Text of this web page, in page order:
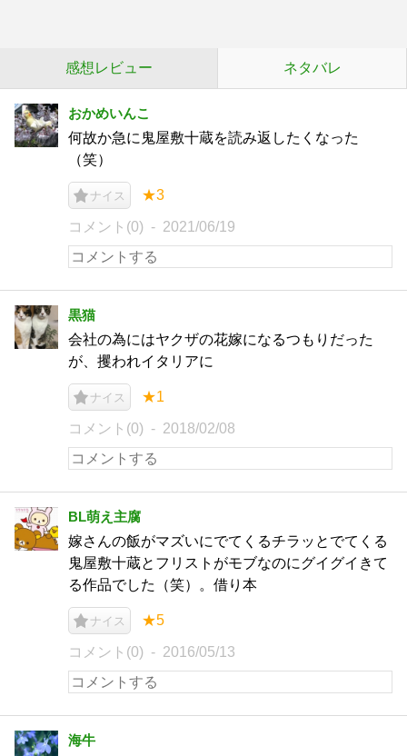
感想レビュー ネタバレ
おかめいんこ
何故か急に鬼屋敷十蔵を読み返したくなった
（笑）
ナイス ★3
コメント(0) 2021/06/19
黒猫
会社の為にはヤクザの花嫁になるつもりだった
が、攫われイタリアに
ナイス ★1
コメント(0) 2018/02/08
BL萌え主腐
嫁さんの飯がマズいにでてくるチラッとでてくる
鬼屋敷十蔵とフリストがモブなのにグイグイきて
る作品でした（笑）。借り本
ナイス ★5
コメント(0) 2016/05/13
海牛